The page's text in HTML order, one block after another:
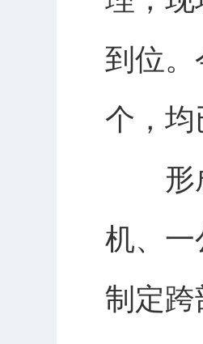
到位。
个，均
形成
机、一
制定跨